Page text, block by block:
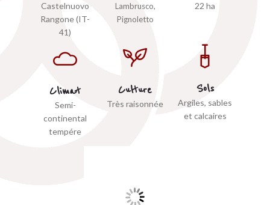
Castelnuovo
Rangone (IT-
41)
Climat
Semi-
continental
tempére
Lambrusco,
Pignoletto
Culture
Très raisonnée
22 ha
Sols
Argiles, sables
et calcaires